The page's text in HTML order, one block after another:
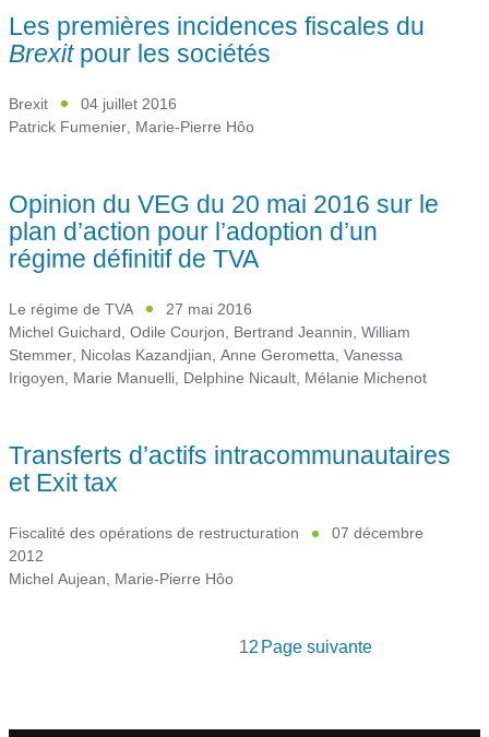
Les premières incidences fiscales du
Brexitpour les sociétés
Brexit
04 juillet 2016
Patrick Fumenier, Marie-Pierre Hôo
Opinion du VEG du 20 mai 2016 sur le
plan d’action pour l’adoption d’un
régime définitif de TVA
Le régime de TVA
27 mai 2016
Michel Guichard, Odile Courjon, Bertrand Jeannin, William
Stemmer, Nicolas Kazandjian, Anne Gerometta, Vanessa
Irigoyen, Marie Manuelli, Delphine Nicault, Mélanie Michenot
Transferts d’actifs intracommunautaires
et Exit tax
Fiscalité des opérations de restructuration
07 décembre
2012
Michel Aujean, Marie-Pierre Hôo
12Page suivante